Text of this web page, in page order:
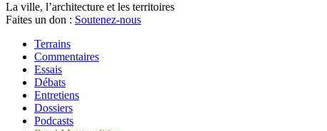
La ville, l’architecture et les territoires
Faites un don : Soutenez-nous
Terrains
Commentaires
Essais
Débats
Entretiens
Dossiers
Podcasts